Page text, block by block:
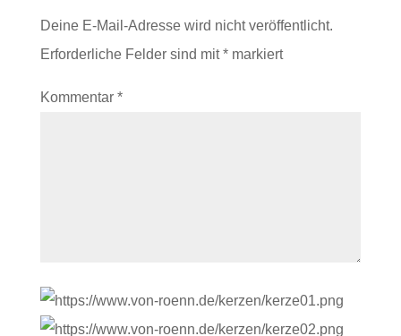
Deine E-Mail-Adresse wird nicht veröffentlicht.
Erforderliche Felder sind mit*markiert
Kommentar *